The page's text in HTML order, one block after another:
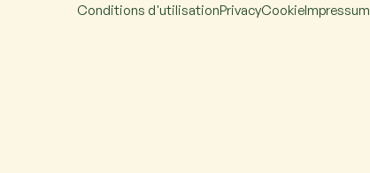
Conditions d'utilisationPrivacyCookieImpressum